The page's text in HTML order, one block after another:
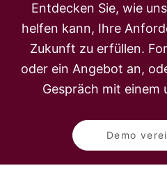
Entdecken Sie, wie
helfen kann, Ihre
Zukunft zu erfüllen.
oder ein Angebot an,
Gespräch mit einem
Demo